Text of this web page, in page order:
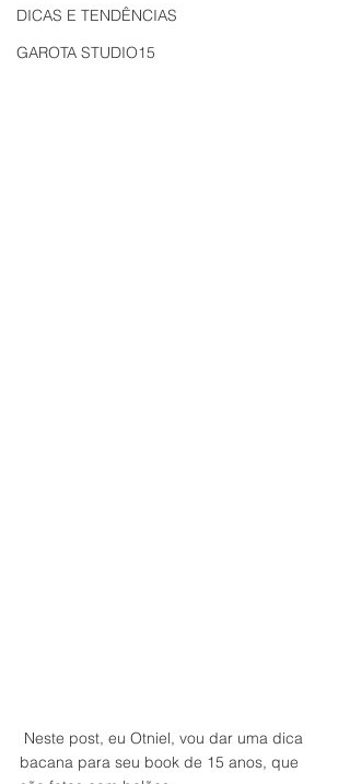
DICAS E TENDÊNCIAS
GAROTA STUDIO15
bacana para seu book de 15 anos, que